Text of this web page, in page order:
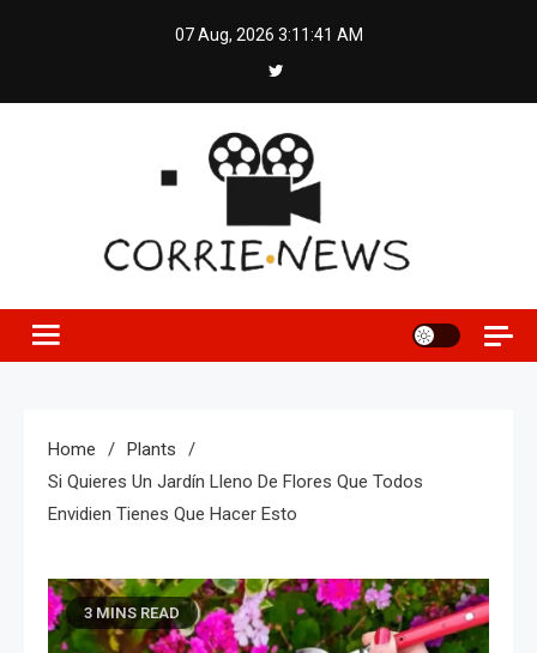
07 Aug, 2026 3:11:42 AM
Home
Plants
Si Quieres Un Jardín Lleno De Flores Que Todos
Envidien Tienes Que Hacer Esto
3 MINS READ